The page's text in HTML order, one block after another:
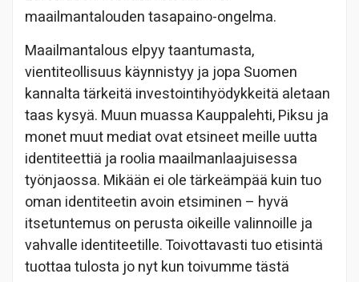
maailmantalouden tasapaino-ongelma.
Maailmantalous elpyy taantumasta,
vientiteollisuus käynnistyy ja jopa Suomen
kannalta tärkeitä investointihyödykkeitä aletaan
taas kysyä. Muun muassa Kauppalehti, Piksu ja
monet muut mediat ovat etsineet meille uutta
identiteettiä ja roolia maailmanlaajuisessa
työnjaossa. Mikään ei ole tärkeämpää kuin tuo
oman identiteetin avoin etsiminen – hyvä
itsetuntemus on perusta oikeille valinnoille ja
vahvalle identiteetille. Toivottavasti tuo etisintä
tuottaa tulosta jo nyt kun toivumme tästä